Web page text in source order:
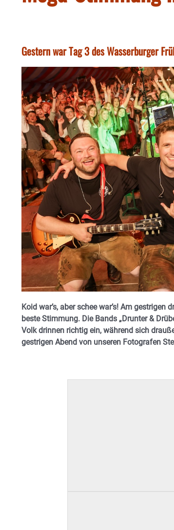
Gestern war Tag 3 des Wasserburger
Koid war’s, aber schee war’s! Am
beste Stimmung. Die Bands „Drunter &
Volk drinnen richtig ein, während sich
gestrigen Abend von unseren Fotografen